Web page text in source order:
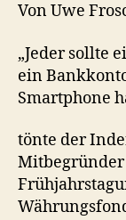
Von Uwe
„Jeder sollte
ein
Smartphone
tönte der